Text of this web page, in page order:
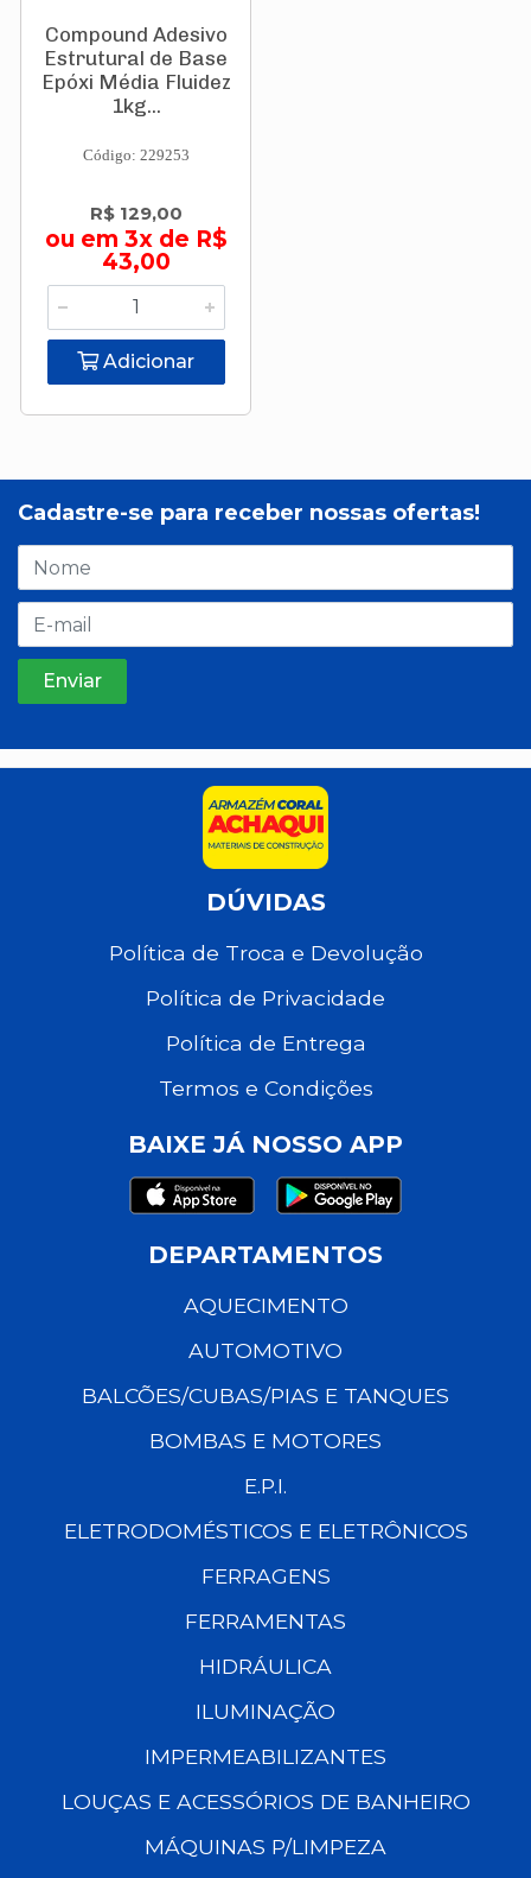
Compound Adesivo
Estrutural de Base
Epóxi Média Fluidez
1kg...
Código: 229253
R$ 129,00
ou em 3x de R$
43,00
Adicionar
Cadastre-se para receber nossas ofertas!
DÚVIDAS
Política de Troca e Devolução
Política de Privacidade
Política de Entrega
Termos e Condições
BAIXE JÁ NOSSO APP
DEPARTAMENTOS
AQUECIMENTO
AUTOMOTIVO
BALCÕES/CUBAS/PIAS E TANQUES
BOMBAS E MOTORES
E.P.I.
ELETRODOMÉSTICOS E ELETRÔNICOS
FERRAGENS
FERRAMENTAS
HIDRÁULICA
ILUMINAÇÃO
IMPERMEABILIZANTES
LOUÇAS E ACESSÓRIOS DE BANHEIRO
MÁQUINAS P/LIMPEZA